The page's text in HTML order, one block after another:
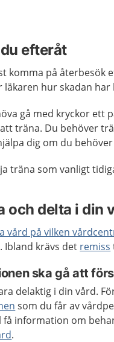
efteråt
komma på återbesök
läkaren hur skadan har
gå med kryckor ett
träna. Du behöver
dig om du
träna som vanligt
och delta i din
vård på vilken
Ibland krävs det remiss
ska gå att
delaktig i din vård.
som du får av
få information om
.